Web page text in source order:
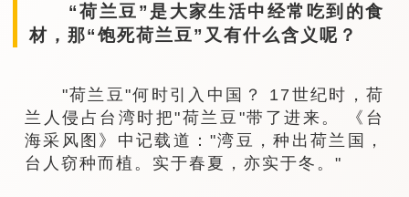
“荷兰豆”是大家生活中经常吃到的食
材，那“饱死荷兰豆”又有什么含义呢？
"荷兰豆"何时引入中国？ 17世纪时，荷
兰人侵占台湾时把"荷兰豆"带了进来。 《台
海采风图》中记载道："湾豆，种出荷兰国，
台人窃种而植。实于春夏，亦实于冬。"